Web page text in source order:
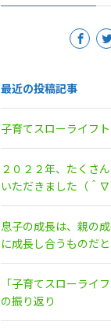
最近の投稿記事
子育てスローライフ
２０２２年、たくさ
いただきました（＾∇
息子の成長は、親の
に成長し合うものだと
「子育てスローライ
の振り返り